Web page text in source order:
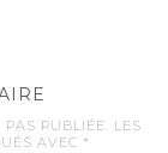
PAS PUBLIÉE. LES
AVEC *